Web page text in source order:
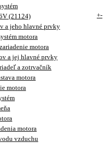
(21124)
+-
a jeho hlavné prvky
motora
motora
a jej hlavné prvky
a zotrvačník
motora
motora
motora
vzduchu